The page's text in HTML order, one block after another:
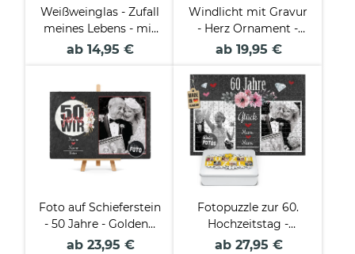
Weißweinglas - Zufall
meines Lebens - mit
Name
ab 14,95 €
Windlicht mit Gravur
- Herz Ornament -
mit Namen und
ab 19,95 €
Foto auf Schieferstein
- 50 Jahre - Goldene
Hochzeit - mit Namen
ab 23,95 €
Fotopuzzle zur 60.
Hochzeitstag -
Geschenk zur
ab 27,95 €